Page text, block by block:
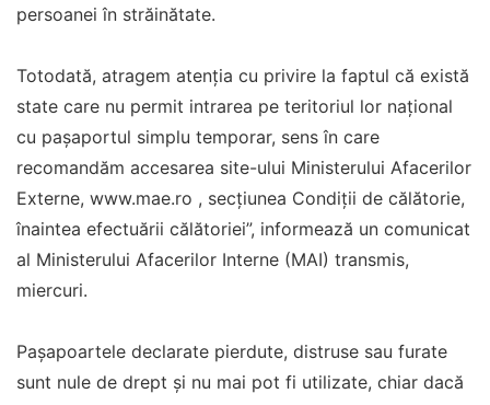
persoanei în străinătate.
Totodată, atragem atenţia cu privire la faptul că există
state care nu permit intrarea pe teritoriul lor naţional
cu paşaportul simplu temporar, sens în care
recomandăm accesarea site-ului Ministerului Afacerilor
Externe, www.mae.ro , secţiunea Condiţii de călătorie,
înaintea efectuării călătoriei”, informează un comunicat
al Ministerului Afacerilor Interne (MAI) transmis,
miercuri.
Paşapoartele declarate pierdute, distruse sau furate
sunt nule de drept şi nu mai pot fi utilizate, chiar dacă